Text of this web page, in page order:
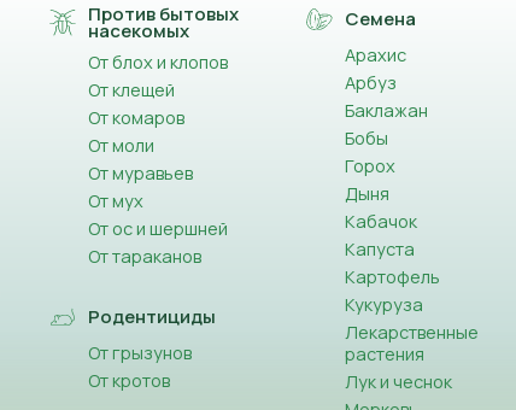
Против бытовых
насекомых
От блох и клопов
От клещей
От комаров
От моли
От муравьев
От мух
От ос и шершней
От тараканов
Родентициды
От грызунов
От кротов
Семена
Арахис
Арбуз
Баклажан
Бобы
Горох
Дыня
Кабачок
Капуста
Картофель
Кукуруза
Лекарственные
растения
Лук и чеснок